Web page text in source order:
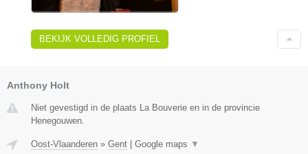
BEKIJK VOLLEDIG PROFIEL
Anthony Holt
Niet gevestigd in de plaats La Bouverie en in de provincie
Henegouwen.
Oost-Vlaanderen » Gent Google maps ▼